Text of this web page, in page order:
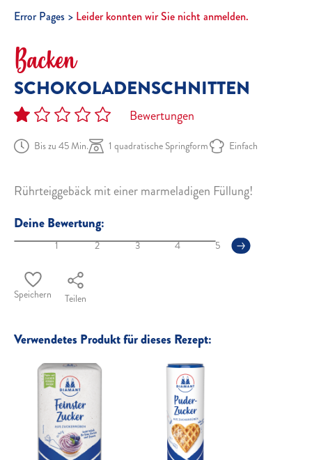
Error Pages Leider konnten wir Sie nicht anmelden.
Backen
SCHOKOLADENSCHNITTEN
Bewertungen
Bis zu 45 Min. 1 quadratische Springform Einfach
Rührteiggebäck mit einer marmeladigen Füllung!
Deine Bewertung:
1 2 3 4 5
Speichern Teilen
Verwendetes Produkt für dieses Rezept: